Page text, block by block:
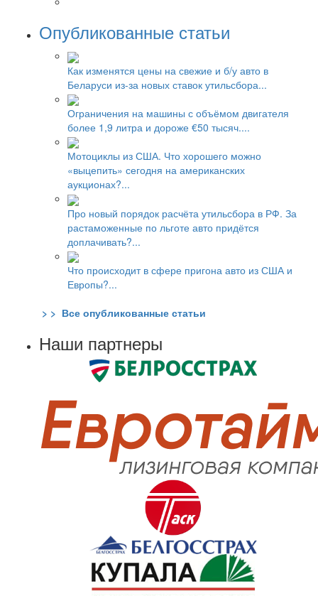
Опубликованные статьи
Как изменятся цены на свежие и б/у авто в
Беларуси из-за новых ставок утильсбора...
Ограничения на машины с объёмом двигателя
более 1,9 литра и дороже €50 тысяч....
Мотоциклы из США. Что хорошего можно
«выцепить» сегодня на американских
аукционах?...
Про новый порядок расчёта утильсбора в РФ. За
растаможенные по льготе авто придётся
доплачивать?...
Что происходит в сфере пригона авто из США и
Европы?...
> > Все опубликованные статьи
Наши партнеры